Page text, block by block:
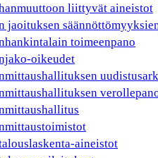
liittyvät aineistot
jaoituksen
toimeenpano
oikeudet
aineistot